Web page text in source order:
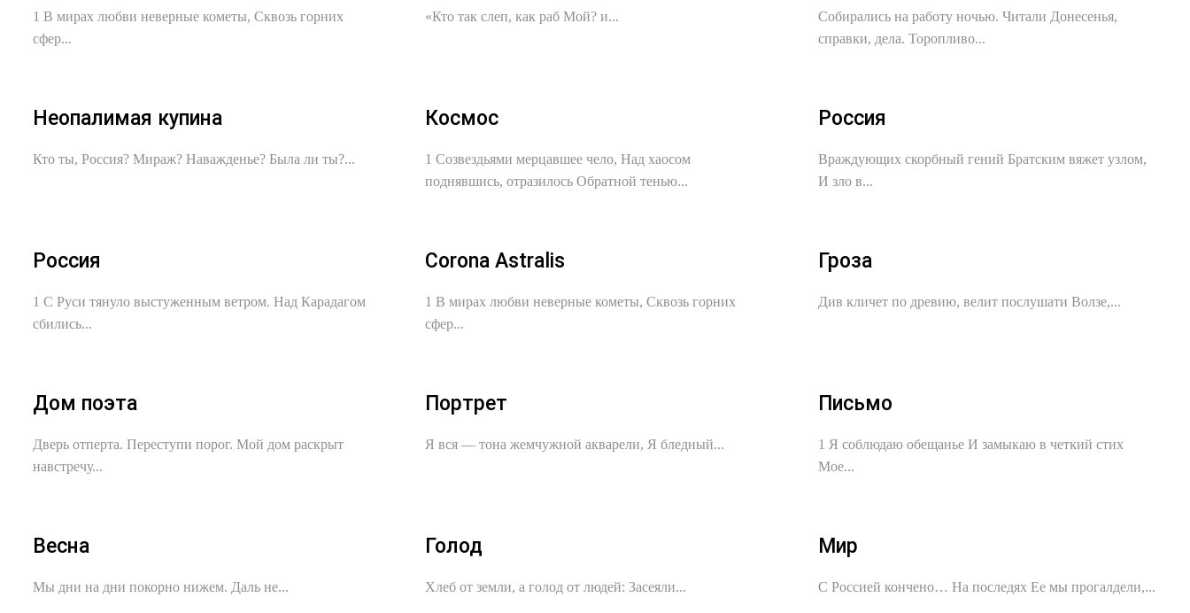
1 В мирах любви неверные кометы, Сквозь горних
сфер...
«Кто так слеп, как раб Мой? и...
Собирались на работу ночью. Читали Донесенья,
справки, дела. Торопливо...
Неопалимая купина
Кто ты, Россия? Мираж? Наважденье? Была ли ты?...
Космос
1 Созвездьями мерцавшее чело, Над хаосом
поднявшись, отразилось Обратной тенью...
Россия
Враждующих скорбный гений Братским вяжет узлом,
И зло в...
Россия
1 С Руси тянуло выстуженным ветром. Над Карадагом
сбились...
Corona Astralis
1 В мирах любви неверные кометы, Сквозь горних
сфер...
Гроза
Див кличет по древию, велит послушати Волзе,...
Дом поэта
Дверь отперта. Переступи порог. Мой дом раскрыт
навстречу...
Портрет
Я вся — тона жемчужной акварели, Я бледный...
Письмо
1 Я соблюдаю обещанье И замыкаю в четкий стих
Мое...
Весна
Мы дни на дни покорно нижем. Даль не...
Голод
Хлеб от земли, а голод от людей: Засеяли...
Мир
С Россией кончено… На последях Ее мы прогалдели,...